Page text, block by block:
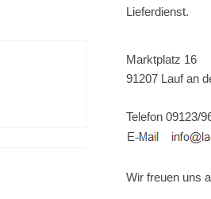
Lieferdienst.
Marktplatz 16
91207 Lauf an
Telefon 09123/
Wir freuen uns